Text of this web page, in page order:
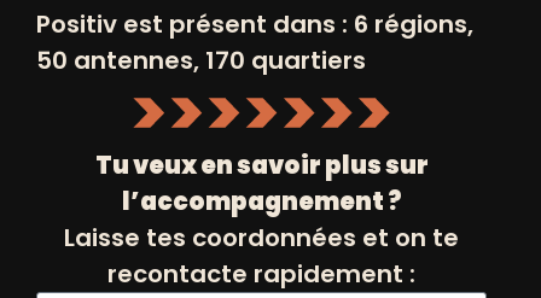
Marc RENNARD
Administrateur
Positiv est présent dans : 6 régions,
50 antennes, 170 quartiers
Tu veux en savoir plus sur
l’accompagnement ?
Laisse tes coordonnées et on te
recontacte rapidement :